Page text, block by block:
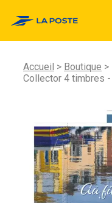
Accueil
Boutique
Collector 4 timbres